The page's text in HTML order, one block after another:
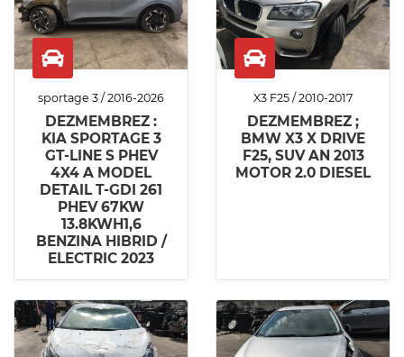
sportage 3 / 2016-2026
DEZMEMBREZ :
KIA SPORTAGE 3
GT-LINE S PHEV
4X4 A MODEL
DETAIL T-GDI 261
PHEV 67KW
13.8KWH1,6
BENZINA HIBRID /
ELECTRIC 2023
X3 F25 / 2010-2017
DEZMEMBREZ ;
BMW X3 X DRIVE
F25, SUV AN 2013
MOTOR 2.0 DIESEL